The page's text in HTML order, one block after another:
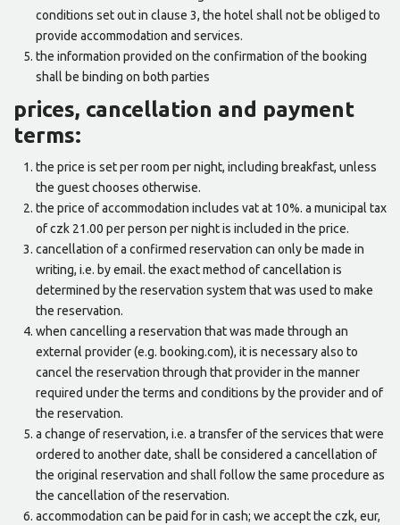
conditions set out in clause 3, the hotel shall not be obliged to
provide accommodation and services.
the information provided on the confirmation of the booking
shall be binding on both parties
prices, cancellation and payment
terms:
the price is set per room per night, including breakfast, unless
the guest chooses otherwise.
the price of accommodation includes vat at 10%. a municipal tax
of czk 21.00 per person per night is included in the price.
cancellation of a confirmed reservation can only be made in
writing, i.e. by email. the exact method of cancellation is
determined by the reservation system that was used to make
the reservation.
when cancelling a reservation that was made through an
external provider (e.g. booking.com), it is necessary also to
cancel the reservation through that provider in the manner
required under the terms and conditions by the provider and of
the reservation.
a change of reservation, i.e. a transfer of the services that were
ordered to another date, shall be considered a cancellation of
the original reservation and shall follow the same procedure as
the cancellation of the reservation.
accommodation can be paid for in cash; we accept the czk, eur,